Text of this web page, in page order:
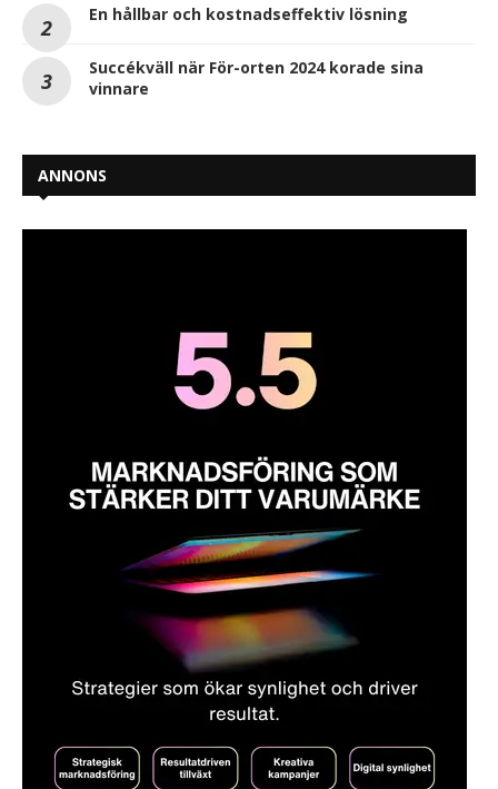
En hållbar och kostnadseffektiv lösning
Succékväll när För-orten 2024 korade sina
vinnare
ANNONS